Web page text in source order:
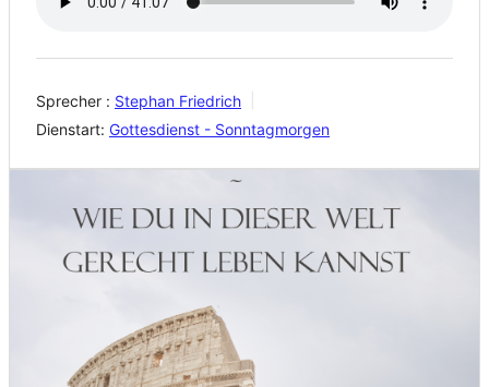
Sprecher : Stephan Friedrich
Dienstart: Gottesdienst - Sonntagmorgen